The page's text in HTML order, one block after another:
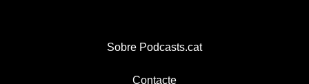
Sobre Podcasts.cat
Contacte